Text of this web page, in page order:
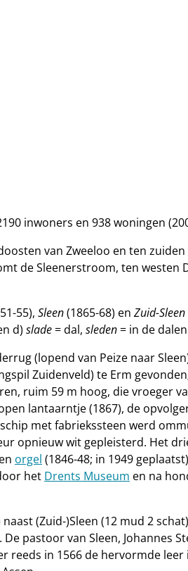
inwoners en 938 woningen
van Zweeloo en ten
de Sleenerstroom, ten westen
55), Sleen(1865-68) en Zuid-Sleen
d) slade= dal, sleden= in de
(lopend van Peize naar
Zuidenveld) te Erm
ruim 59 m hoog, die vroeger
lantaarntje (1867), de
met fabriekssteen werd
opnieuw wit gepleisterd. Het
orgel (1846-48; in 1949
het Drents Museum en na
(Zuid-)Sleen (12 mud 2
pastoor van Sleen, Johannes
reeds in 1566 de hervormde